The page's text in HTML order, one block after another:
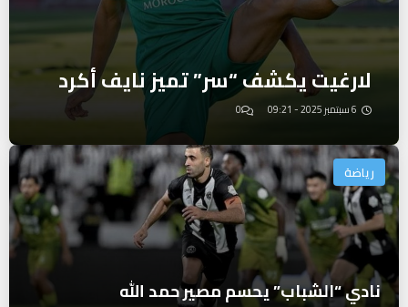
لارغيت يكشف “سر” تميز نايف أكرد
6 سبتمبر 2025 - 09:21 0
رياضة
نادي “الشباب” يحسم مصير حمد الله